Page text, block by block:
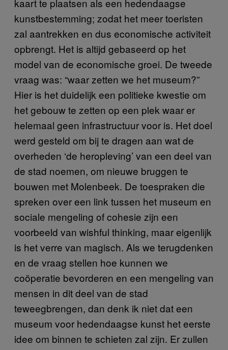
kunstbestemming; zodat het meer toeristen
zal aantrekken en dus economische activiteit
opbrengt. Het is altijd gebaseerd op het
model van de economische groei. De tweede
vraag was: “waar zetten we het museum?”
Hier is het duidelijk een politieke kwestie om
het gebouw te zetten op een plek waar er
helemaal geen infrastructuur voor is. Het doel
werd gesteld om bij te dragen aan wat de
overheden ‘de heropleving’ van een deel van
de stad noemen, om nieuwe bruggen te
bouwen met Molenbeek. De toespraken die
spreken over een link tussen het museum en
sociale mengeling of cohesie zijn een
voorbeeld van wishful thinking, maar eigenlijk
is het verre van magisch. Als we terugdenken
en de vraag stellen hoe kunnen we
coöperatie bevorderen en een mengeling van
mensen in dit deel van de stad
teweegbrengen, dan denk ik niet dat een
museum voor hedendaagse kunst het eerste
idee om binnen te schieten zal zijn. Er zullen